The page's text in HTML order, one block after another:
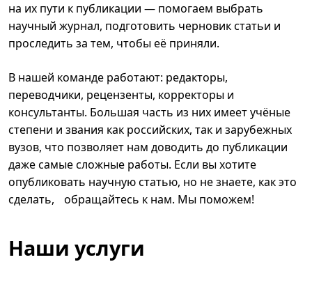
на их пути к публикации — помогаем выбрать
научный журнал, подготовить черновик статьи и
проследить за тем, чтобы её приняли.
В нашей команде работают: редакторы,
переводчики, рецензенты, корректоры и
консультанты. Большая часть из них имеет учёные
степени и звания как российских, так и зарубежных
вузов, что позволяет нам доводить до публикации
даже самые сложные работы. Если вы хотите
опубликовать научную статью, но не знаете, как это
сделать, обращайтесь к нам. Мы поможем!
Наши услуги